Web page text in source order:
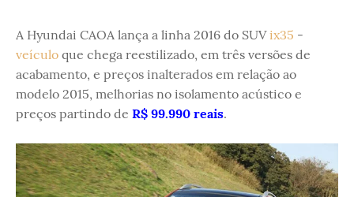
A Hyundai CAOA lança a linha 2016 do SUVix35 -
veículo que chega reestilizado, em três versões de
acabamento, e preços inalterados em relação ao
modelo 2015, melhorias no isolamento acústico e
preços partindo de R$ 99.990 reais.